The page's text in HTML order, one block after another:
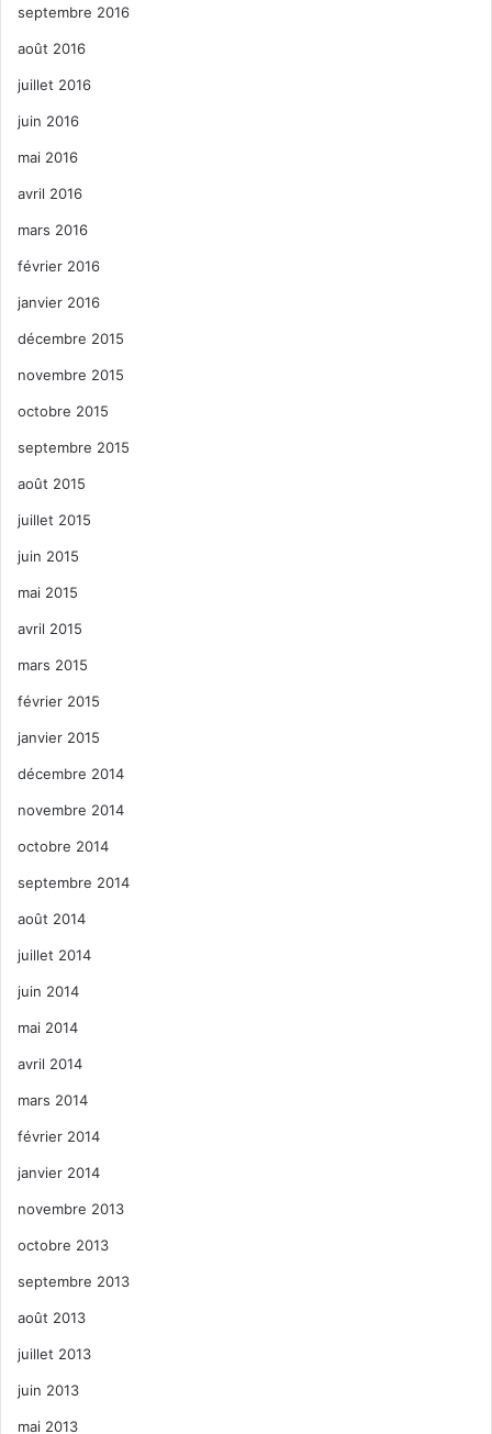
septembre 2016
août 2016
juillet 2016
juin 2016
mai 2016
avril 2016
mars 2016
février 2016
janvier 2016
décembre 2015
novembre 2015
octobre 2015
septembre 2015
août 2015
juillet 2015
juin 2015
mai 2015
avril 2015
mars 2015
février 2015
janvier 2015
décembre 2014
novembre 2014
octobre 2014
septembre 2014
août 2014
juillet 2014
juin 2014
mai 2014
avril 2014
mars 2014
février 2014
janvier 2014
novembre 2013
octobre 2013
septembre 2013
août 2013
juillet 2013
juin 2013
mai 2013